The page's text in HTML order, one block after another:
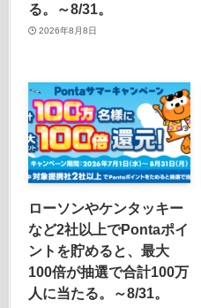
る。～8/31。
2026年8月8日
ローソンやケンタッキー
など2社以上でPontaポイ
ントを貯めると、最大
100倍が抽選で合計100万
人に当たる。～8/31。